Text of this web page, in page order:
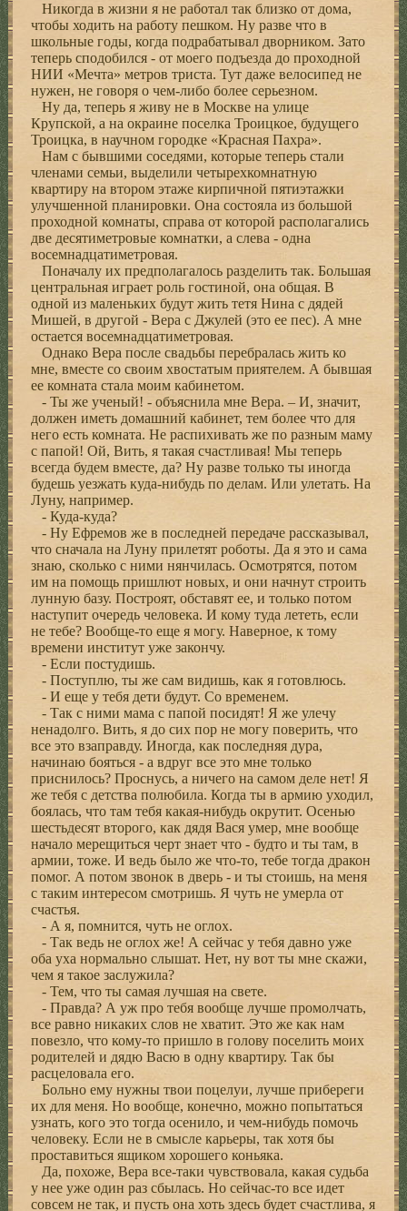
Никогда в жизни я не работал так близко от дома,
чтобы ходить на работу пешком. Ну разве что в
школьные годы, когда подрабатывал дворником. Зато
теперь сподобился - от моего подъезда до проходной
НИИ «Мечта» метров триста. Тут даже велосипед не
нужен, не говоря о чем-либо более серьезном.
Ну да, теперь я живу не в Москве на улице
Крупской, а на окраине поселка Троицкое, будущего
Троицка, в научном городке «Красная Пахра».
Нам с бывшими соседями, которые теперь стали
членами семьи, выделили четырехкомнатную
квартиру на втором этаже кирпичной пятиэтажки
улучшенной планировки. Она состояла из большой
проходной комнаты, справа от которой располагались
две десятиметровые комнатки, а слева - одна
восемнадцатиметровая.
Поначалу их предполагалось разделить так. Большая
центральная играет роль гостиной, она общая. В
одной из маленьких будут жить тетя Нина с дядей
Мишей, в другой - Вера с Джулей (это ее пес). А мне
остается восемнадцатиметровая.
Однако Вера после свадьбы перебралась жить ко
мне, вместе со своим хвостатым приятелем. А бывшая
ее комната стала моим кабинетом.
- Ты же ученый! - объяснила мне Вера. – И, значит,
должен иметь домашний кабинет, тем более что для
него есть комната. Не распихивать же по разным маму
с папой! Ой, Вить, я такая счастливая! Мы теперь
всегда будем вместе, да? Ну разве только ты иногда
будешь уезжать куда-нибудь по делам. Или улетать. На
Луну, например.
- Куда-куда?
- Ну Ефремов же в последней передаче рассказывал,
что сначала на Луну прилетят роботы. Да я это и сама
знаю, сколько с ними нянчилась. Осмотрятся, потом
им на помощь пришлют новых, и они начнут строить
лунную базу. Построят, обставят ее, и только потом
наступит очередь человека. И кому туда лететь, если
не тебе? Вообще-то еще я могу. Наверное, к тому
времени институт уже закончу.
- Если постудишь.
- Поступлю, ты же сам видишь, как я готовлюсь.
- И еще у тебя дети будут. Со временем.
- Так с ними мама с папой посидят! Я же улечу
ненадолго. Вить, я до сих пор не могу поверить, что
все это взаправду. Иногда, как последняя дура,
начинаю бояться - а вдруг все это мне только
приснилось? Проснусь, а ничего на самом деле нет! Я
же тебя с детства полюбила. Когда ты в армию уходил,
боялась, что там тебя какая-нибудь окрутит. Осенью
шестьдесят второго, как дядя Вася умер, мне вообще
начало мерещиться черт знает что - будто и ты там, в
армии, тоже. И ведь было же что-то, тебе тогда дракон
помог. А потом звонок в дверь - и ты стоишь, на меня
с таким интересом смотришь. Я чуть не умерла от
счастья.
- А я, помнится, чуть не оглох.
- Так ведь не оглох же! А сейчас у тебя давно уже
оба уха нормально слышат. Нет, ну вот ты мне скажи,
чем я такое заслужила?
- Тем, что ты самая лучшая на свете.
- Правда? А уж про тебя вообще лучше промолчать,
все равно никаких слов не хватит. Это же как нам
повезло, что кому-то пришло в голову поселить моих
родителей и дядю Васю в одну квартиру. Так бы
расцеловала его.
Больно ему нужны твои поцелуи, лучше прибереги
их для меня. Но вообще, конечно, можно попытаться
узнать, кого это тогда осенило, и чем-нибудь помочь
человеку. Если не в смысле карьеры, так хотя бы
проставиться ящиком хорошего коньяка.
Да, похоже, Вера все-таки чувствовала, какая судьба
у нее уже один раз сбылась. Но сейчас-то все идет
совсем не так, и пусть она хоть здесь будет счастлива, я